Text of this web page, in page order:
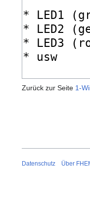
Zurück zur Seite 1-
Datenschutz Über